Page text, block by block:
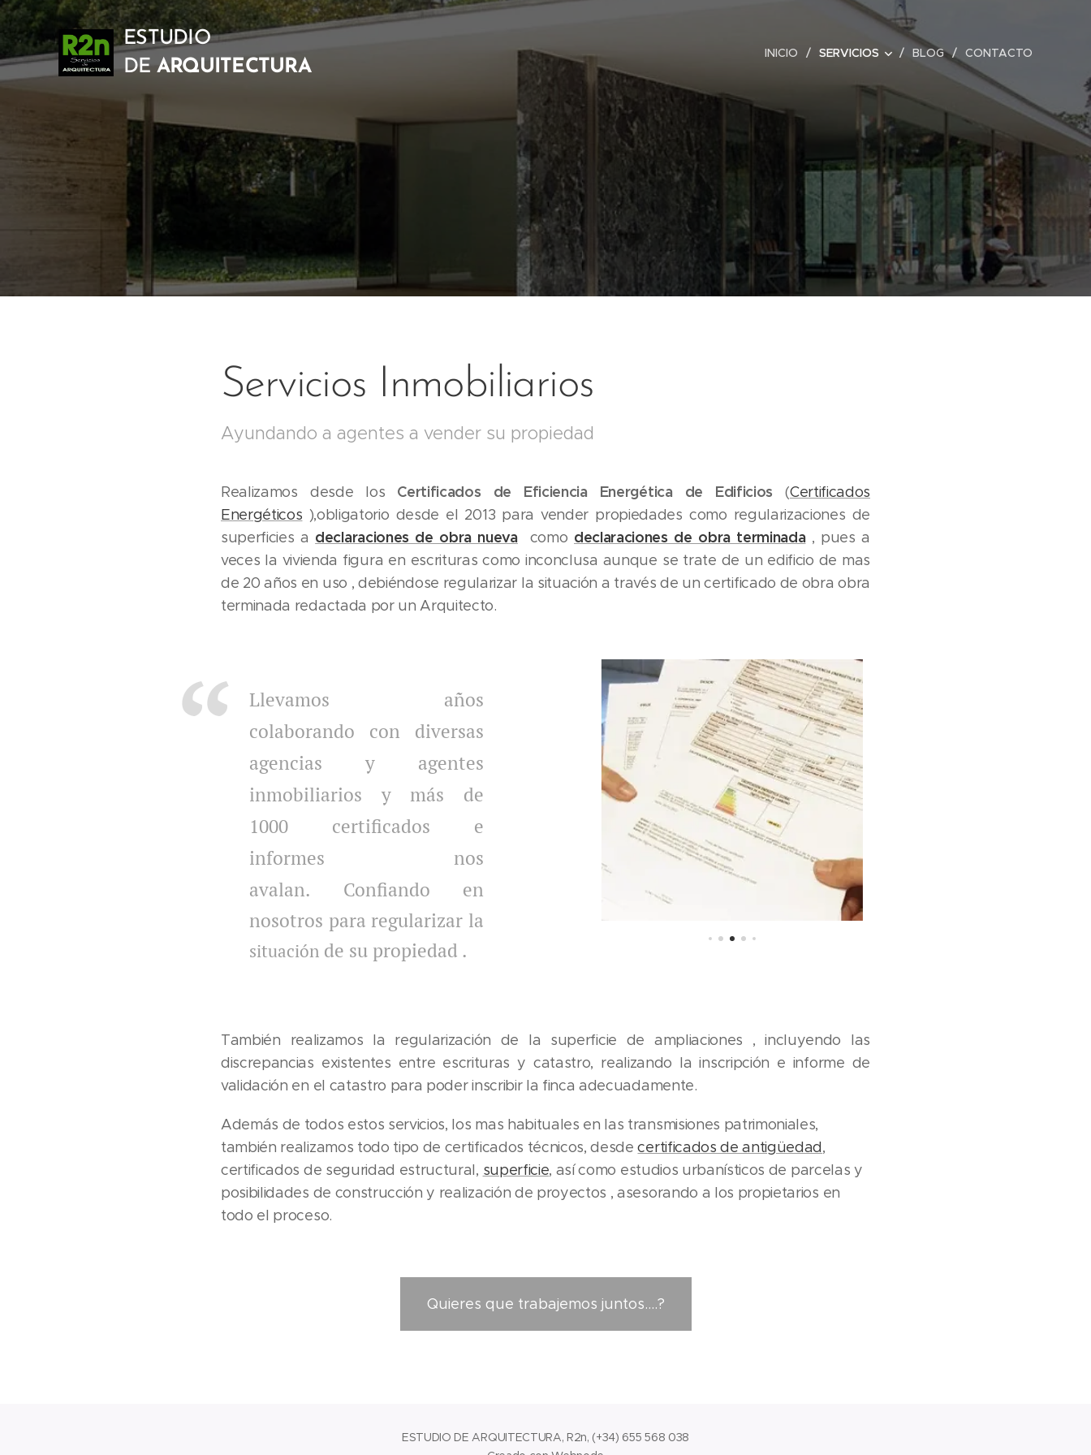
ESTUDIO
DEARQUITECTURA
INICIO SERVICIOS BLOG CONTACTO
Servicios Inmobiliarios
Ayundando a agentes a vender su propiedad
Realizamos desde los Certificados de Eficiencia Energética de Edificios (Certificados
Energéticos ),obligatorio desde el 2013 para vender propiedades como regularizaciones de
superficies a declaraciones de obra nuevacomo declaraciones de obra terminada, pues a
veces la vivienda figura en escrituras como inconclusa aunque se trate de un edificio de mas
de 20 años en uso , debiéndose regularizar la situación a través de un certificado de obra obra
terminada redactada por un Arquitecto.
Llevamos años
colaborando con diversas
agencias y agentes
inmobiliarios y más de
1000 certificados e
informes nos
avalan.
Confiando en
nosotros para regularizar la
situación de su propiedad .
También realizamos la regularización de la superficie de ampliaciones , incluyendo las
discrepancias existentes entre escrituras y catastro, realizando la inscripción e informe de
validación en el catastro para poder inscribir la finca adecuadamente.
Además de todos estos servicios, los mas habituales en las transmisiones patrimoniales,
también realizamos todo tipo de certificados técnicos, desdecertificados de antigüedad,
certificados de seguridad estructural, superficie, así como estudios urbanísticos de parcelas y
posibilidades de construcción y realización de proyectos , asesorando a los propietarios en
todo el proceso.
Quieres que trabajemos juntos....?
ESTUDIO DE ARQUITECTURA, R2n, (+34) 655 568 038